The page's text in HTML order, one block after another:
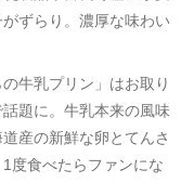
ずらり。濃厚な味わい
牛乳プリン」はお取り
題に。牛乳本来の風味
産の新鮮な卵とてんさ
度食べたらファンにな